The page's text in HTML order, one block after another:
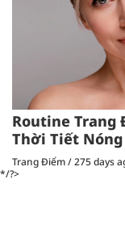
Routine Trang
Thời Tiết
Trang Điểm/275 days
*/?>